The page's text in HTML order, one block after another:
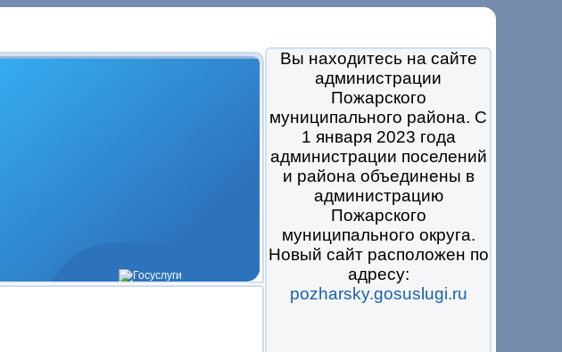
Вы находитесь на сайте
администрации
Пожарского
муниципального района. С
1 января 2023 года
администрации поселений
и района объединены в
администрацию
Пожарского
муниципального округа.
Новый сайт расположен по
адресу:
pozharsky.gosuslugi.ru